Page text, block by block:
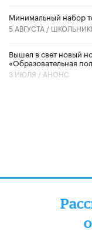
Минимальный набор
5 АВГУСТА /
Вышел в свет новый
«Образовательная
3 ИЮЛЯ / АНОНС